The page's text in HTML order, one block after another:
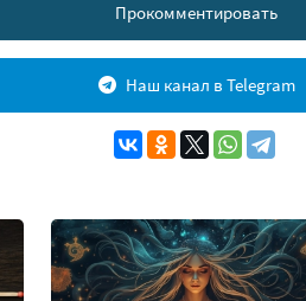
Прокомментировать
Наш канал в Telegram